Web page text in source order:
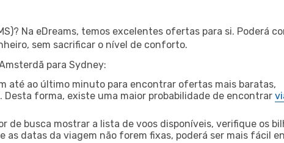
Na eDreams, temos excelentes ofertas para si. Poderá
sem sacrificar o nível de conforto.
para Sydney:
até ao último minuto para encontrar ofertas mais baratas,
forma, existe uma maior probabilidade de encontrar
de busca mostrar a lista de voos disponíveis, verifique os
as datas da viagem não forem fixas, poderá ser mais fácil